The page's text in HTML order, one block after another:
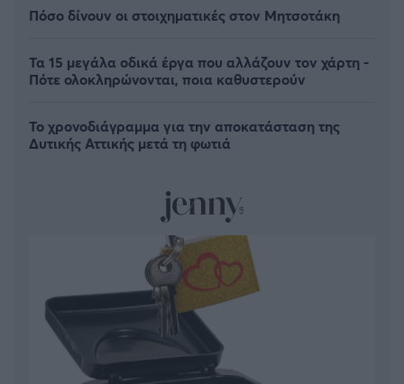
Πόσο δίνουν οι στοιχηματικές στον Μητσοτάκη
Τα 15 μεγάλα οδικά έργα που αλλάζουν τον χάρτη -
Πότε ολοκληρώνονται, ποια καθυστερούν
Το χρονοδιάγραμμα για την αποκατάσταση της
Δυτικής Αττικής μετά τη φωτιά